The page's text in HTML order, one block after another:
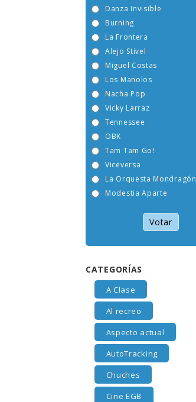
Danza Invisible
Burning
La Frontera
Alejo Stivel
Miguel Costas
Los Manolos
Nacha Pop
Vicky Larraz
Tennessee
OBK
Tam Tam Go!
Viceversa
La Orquesta Mondragón
Modestia Aparte
Votar
CATEGORÍAS
A Clase
Al recreo
Aspecto actual
AutoTracking
Chuches
Cine EGB